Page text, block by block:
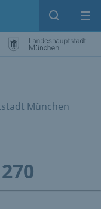
Suche
München
270